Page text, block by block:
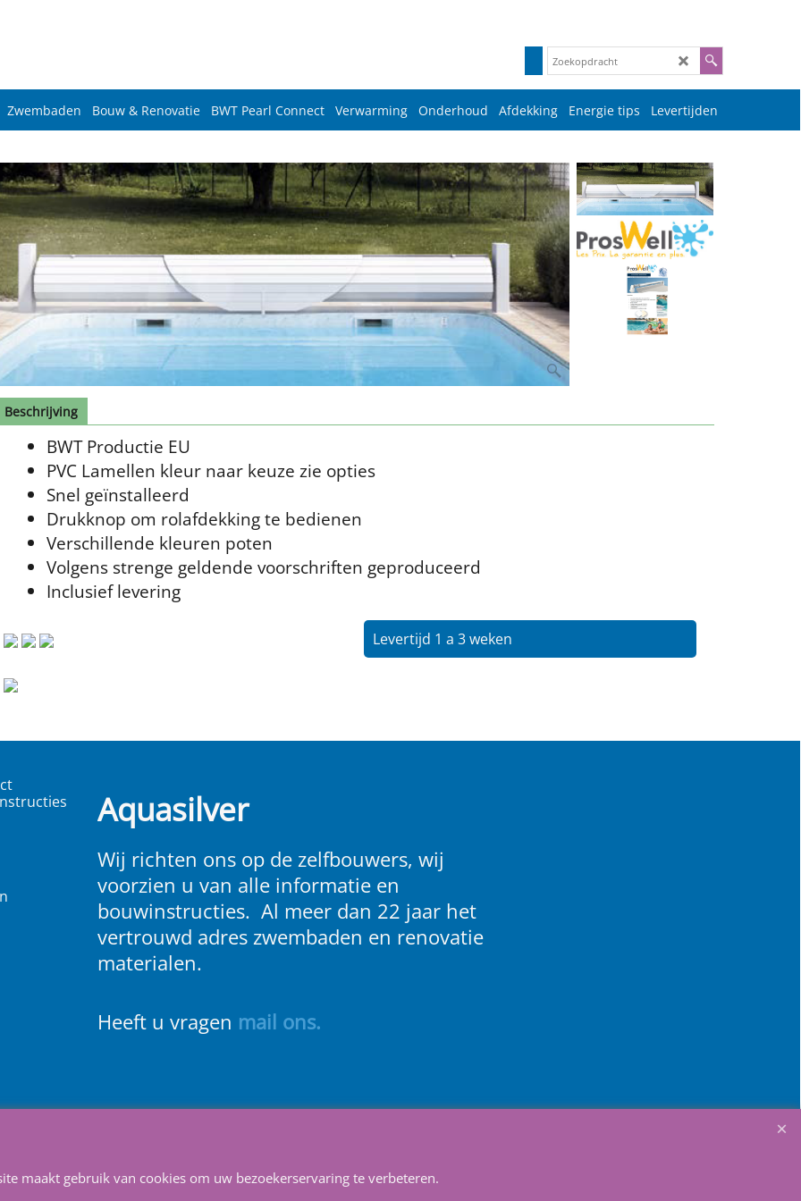
Zwembaden Bouw & Renovatie BWT Pearl Connect Verwarming Onderhoud Afdekking Energie tips Levertijden
Beschrijving
BWT Productie EU
PVC Lamellen kleur naar keuze zie opties
Snel geïnstalleerd
Drukknop om rolafdekking te bedienen
Verschillende kleuren poten
Volgens strenge geldende voorschriften geproduceerd
Inclusief levering
Levertijd 1 a 3 weken
Aquasilver
Wij richten ons op de zelfbouwers, wij
voorzien u van alle informatie en
bouwinstructies. Al meer dan 22 jaar het
vertrouwd adres zwembaden en renovatie
materialen.
Heeft u vragen mail ons.
maakt gebruik van cookies om uw bezoekerservaring te verbeteren.